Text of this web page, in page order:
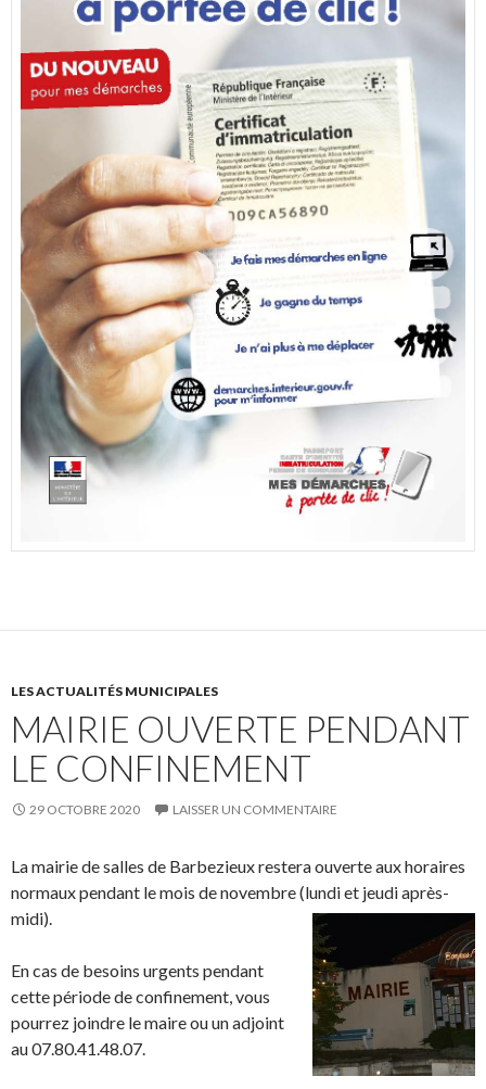
LES ACTUALITÉS MUNICIPALES
MAIRIE OUVERTE PENDANT
LE CONFINEMENT
29 OCTOBRE 2020 LAISSER UN COMMENTAIRE
La mairie de salles de Barbezieux restera ouverte aux horaires
normaux pendant le mois de novembre (lundi et jeudi après-
midi).
En cas de besoins urgents pendant
cette période de confinement, vous
pourrez joindre le maire ou un adjoint
au 07.80.41.48.07.